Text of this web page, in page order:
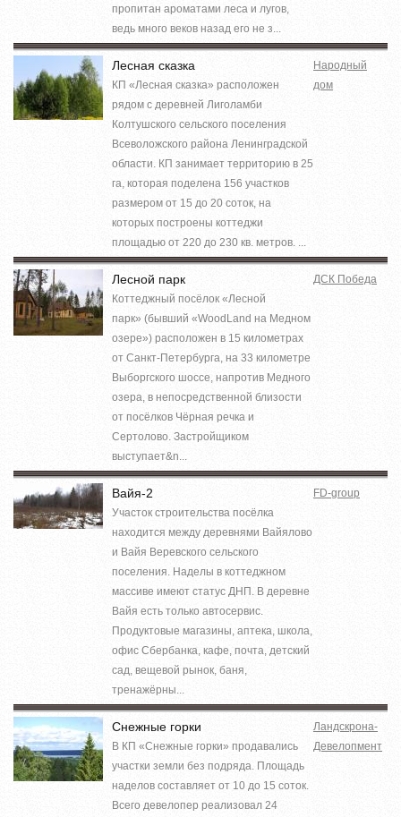
пропитан ароматами леса и лугов,
ведь много веков назад его не з...
Лесная сказка
КП «Лесная сказка» расположен
рядом с деревней Лиголамби
Колтушского сельского поселения
Всеволожского района Ленинградской
области. КП занимает территорию в 25
га, которая поделена 156 участков
размером от 15 до 20 соток, на
которых построены коттеджи
площадью от 220 до 230 кв. метров. ...
Народный
дом
Лесной парк
Коттеджный посёлок «Лесной
парк» (бывший «WoodLand на Медном
озере») расположен в 15 километрах
от Санкт-Петербурга, на 33 километре
Выборгского шоссе, напротив Медного
озера, в непосредственной близости
от посёлков Чёрная речка и
Сертолово. Застройщиком
выступает&n...
ДСК Победа
Вайя-2
Участок строительства посёлка
находится между деревнями Вайялово
и Вайя Веревского сельского
поселения. Наделы в коттеджном
массиве имеют статус ДНП. В деревне
Вайя есть только автосервис.
Продуктовые магазины, аптека, школа,
офис Сбербанка, кафе, почта, детский
сад, вещевой рынок, баня,
тренажёрны...
FD-group
Снежные горки
В КП «Снежные горки» продавались
участки земли без подряда. Площадь
наделов составляет от 10 до 15 соток.
Всего девелопер реализовал 24
Ландскрона-
Девелопмент